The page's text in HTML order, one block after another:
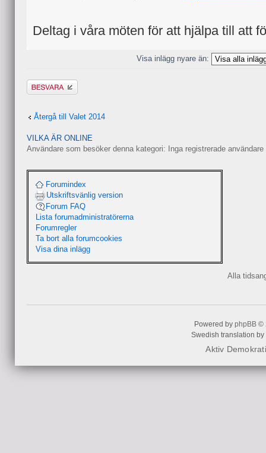
Deltag i våra möten för att hjälpa till att
Visa inlägg nyare än:
Besvara
Återgå till Valet 2014
VILKA ÄR ONLINE
Användare som besöker denna kategori: Inga registrerade
Forumindex
Utskriftsvänlig version
Forum FAQ
Lista forumadministratörerna
Forumregler
Ta bort alla forumcookies
Visa dina inlägg
Alla
Powered by phpBB©
Swedish translation by
Aktiv Demokrati